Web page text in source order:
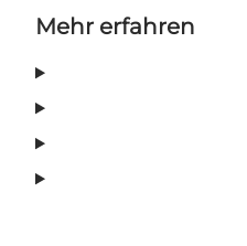
Mehr erfahren